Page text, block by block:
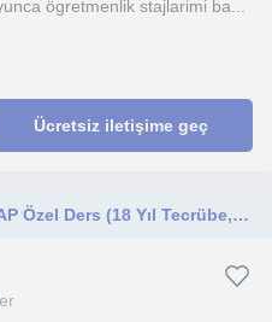
ögretmenlik stajlarimi ba...
Ücretsiz iletişime geç
IELTS & TOEFL Uzmanı | SAT, AP Özel Ders (18 Yıl Tecrübe, CELTA & Yüksek Lisans)